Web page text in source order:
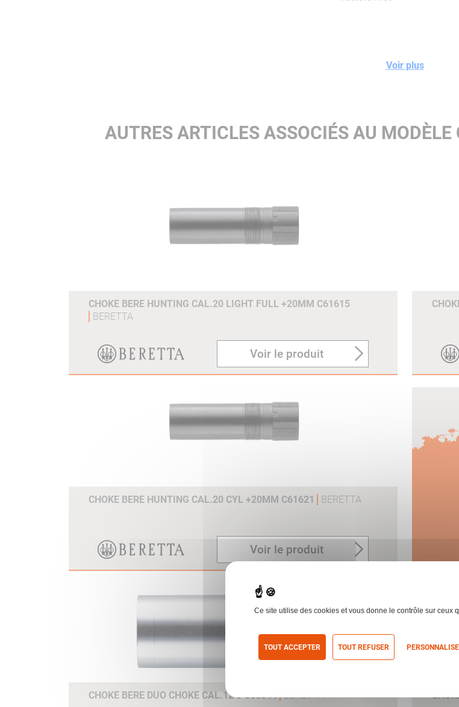
Voir plus
AUTRES ARTICLES ASSOCIÉS AU
CHOKE BERE HUNTING CAL.20 LIGHT FULL +20MM C61615
BERETTA
Voir le produit
CHOKE BERE HUNTING CAL.20 CYL +20MM C61621 BERETTA
Voir le produit
CHOKE BERE DUO CHOKE CAL.12 0 C60544 BERETTA
Ce site utilise des cookies et vous donne le contrôle sur ceux
TOUT ACCEPTER TOUT REFUSER